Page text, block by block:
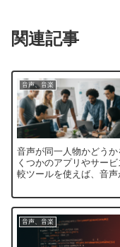
関連記事
音声、音楽
音声が同一人物かどう
くつかのアプリやサー
較ツールを使えば、音
こ...
音声、音楽